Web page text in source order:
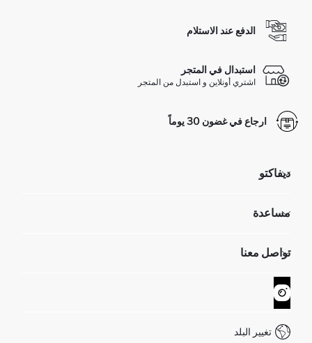
الدفع عند الاستلام
استبدال في المتجر
اشتري أونلاين و استبدل من المتجر
ارجاع في غضون 30 يوماً
ديفاكتو
تعرف علينا
GIFT CLUB
مساعدة
عمليات الارجاع و الاستبدال السهلة
تتبع الشحنة
كيف يمكنك التسوق في ديفاكتو ؟
تواصل معنا
نموذج الاتصال
خدمة العملاء
تغيير البلد